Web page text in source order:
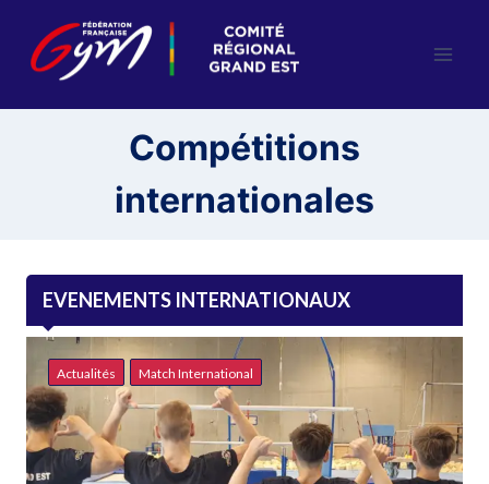
contenu
Compétitions
internationales
EVENEMENTS INTERNATIONAUX
Actualités Match International